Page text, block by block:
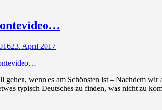
23. April 2017
gehen, wenn es am Schönsten ist – Nachdem
typisch Deutsches zu finden, was nicht zu